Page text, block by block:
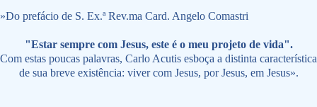
»Do prefácio de S. Ex.ª Rev.ma Card. Angelo Comastri
"Estar sempre com Jesus, este é o meu projeto de vida".
Com estas poucas palavras, Carlo Acutis esboça a distinta característica
de sua breve existência: viver com Jesus, por Jesus, em Jesus».